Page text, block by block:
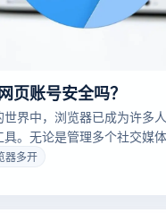
页账号安全吗？
界中，浏览器已成为许多
。无论是管理多个社交媒体
，还是执行各种在线活动，
便利。然而，这种便利性也
器多开